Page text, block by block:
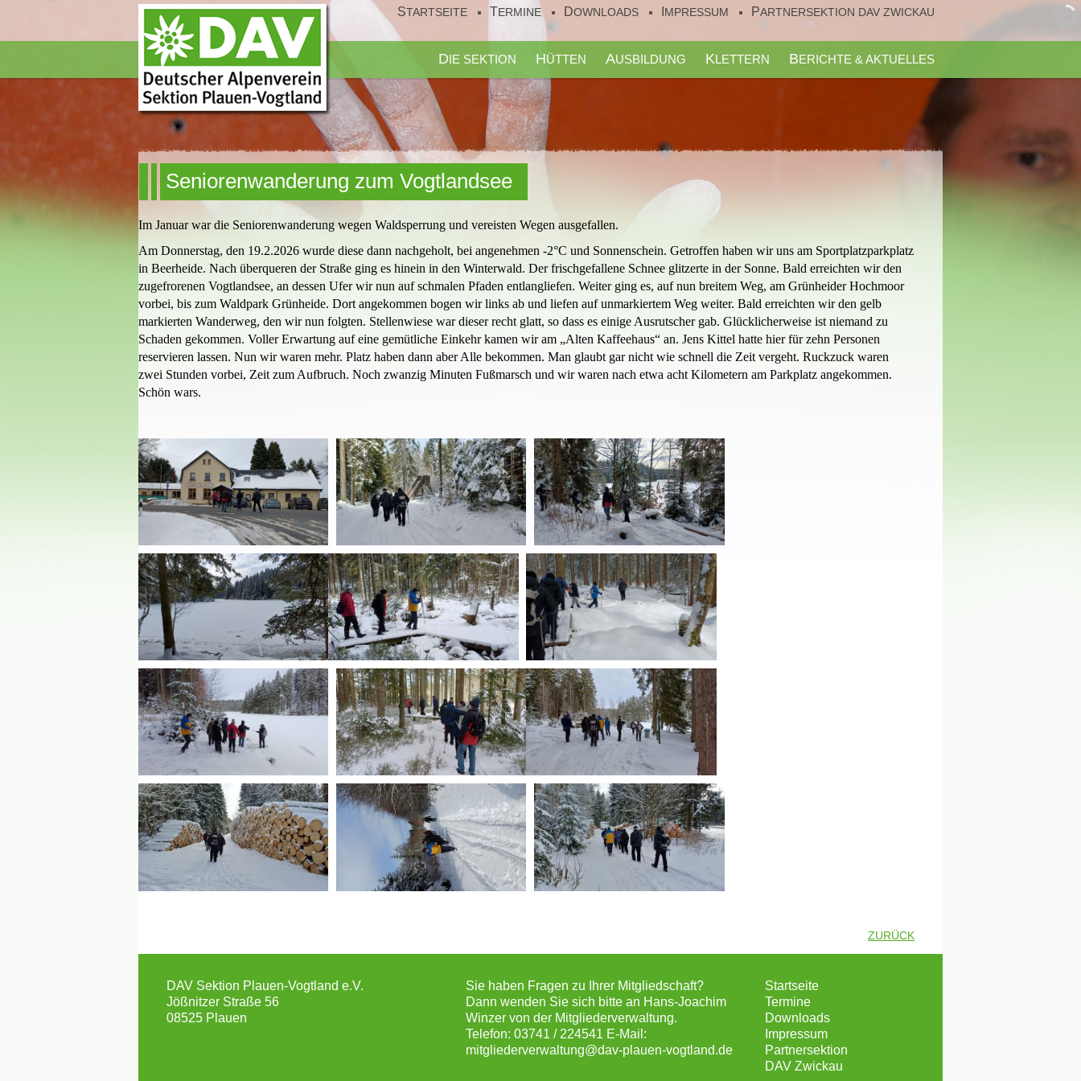
STARTSEITE TERMINE DOWNLOADS IMPRESSUM PARTNERSEKTION DAV ZWICKAU
DIE SEKTION HÜTTEN AUSBILDUNG KLETTERN BERICHTE & AKTUELLES
Seniorenwanderung zum Vogtlandsee
Im Januar war die Seniorenwanderung wegen Waldsperrung und vereisten Wegen ausgefallen.
Am Donnerstag, den 19.2.2026 wurde diese dann nachgeholt, bei angenehmen -2°C und Sonnenschein. Getroffen haben wir uns am Sportplatzparkplatz
in Beerheide. Nach überqueren der Straße ging es hinein in den Winterwald. Der frischgefallene Schnee glitzerte in der Sonne. Bald erreichten wir den
zugefrorenen Vogtlandsee, an dessen Ufer wir nun auf schmalen Pfaden entlangliefen. Weiter ging es, auf nun breitem Weg, am Grünheider Hochmoor
vorbei, bis zum Waldpark Grünheide. Dort angekommen bogen wir links ab und liefen auf unmarkiertem Weg weiter. Bald erreichten wir den gelb
markierten Wanderweg, den wir nun folgten. Stellenwiese war dieser recht glatt, so dass es einige Ausrutscher gab. Glücklicherweise ist niemand zu
Schaden gekommen. Voller Erwartung auf eine gemütliche Einkehr kamen wir am „Alten Kaffeehaus“ an. Jens Kittel hatte hier für zehn Personen
reservieren lassen. Nun wir waren mehr. Platz haben dann aber Alle bekommen. Man glaubt gar nicht wie schnell die Zeit vergeht. Ruckzuck waren
zwei Stunden vorbei, Zeit zum Aufbruch. Noch zwanzig Minuten Fußmarsch und wir waren nach etwa acht Kilometern am Parkplatz angekommen.
Schön wars.
ZURÜCK
DAV Sektion Plauen-Vogtland e.V.
Jößnitzer Straße 56
08525 Plauen
Sie haben Fragen zu Ihrer Mitgliedschaft?
Dann wenden Sie sich bitte an Hans-Joachim
Winzer von der Mitgliederverwaltung.
Telefon: 03741 / 224541 E-Mail:
mitgliederverwaltung@dav-plauen-vogtland.de
Startseite
Termine
Downloads
Impressum
Partnersektion
DAV Zwickau